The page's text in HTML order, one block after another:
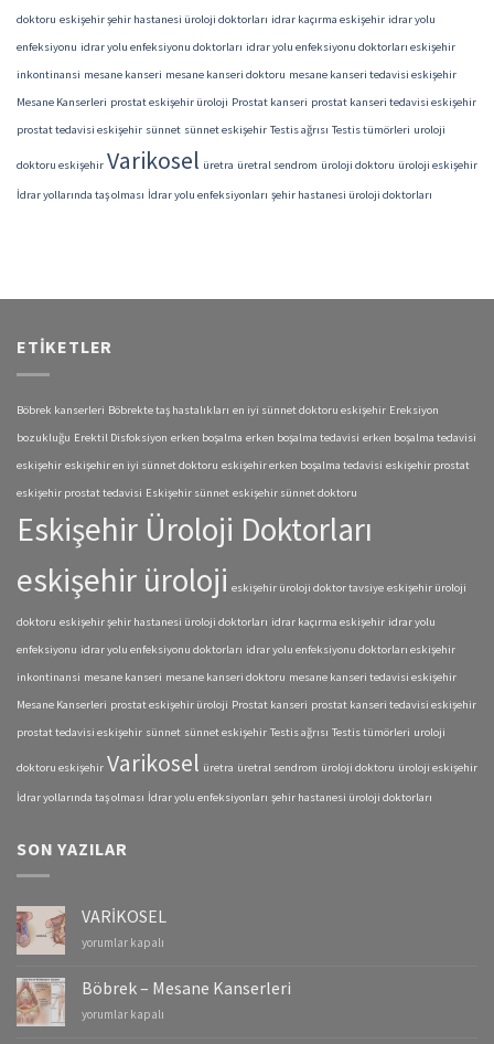
doktoru eskişehir şehir hastanesi üroloji doktorları idrar kaçırma eskişehir idrar yolu
enfeksiyonu idrar yolu enfeksiyonu doktorları idrar yolu enfeksiyonu doktorları eskişehir
inkontinansi mesane kanseri mesane kanseri doktoru mesane kanseri tedavisi eskişehir
Mesane Kanserleri prostat eskişehir üroloji Prostat kanseri prostat kanseri tedavisi eskişehir
prostat tedavisi eskişehir sünnet sünnet eskişehir Testis ağrısı Testis tümörleri uroloji
doktoru eskişehir Varikosel üretra üretral sendrom üroloji doktoru üroloji eskişehir
İdrar yollarında taş olması İdrar yolu enfeksiyonları şehir hastanesi üroloji doktorları
ETIKETLER
Böbrek kanserleri Böbrekte taş hastalıkları en iyi sünnet doktoru eskişehir Ereksiyon
bozukluğu Erektil Disfoksiyon erken boşalma erken boşalma tedavisi erken boşalma tedavisi
eskişehir eskişehir en iyi sünnet doktoru eskişehir erken boşalma tedavisi eskişehir prostat
eskişehir prostat tedavisi Eskişehir sünnet eskişehir sünnet doktoru
Eskişehir Üroloji Doktorları
eskişehir üroloji eskişehir üroloji doktor tavsiye eskişehir üroloji
doktoru eskişehir şehir hastanesi üroloji doktorları idrar kaçırma eskişehir idrar yolu
enfeksiyonu idrar yolu enfeksiyonu doktorları idrar yolu enfeksiyonu doktorları eskişehir
inkontinansi mesane kanseri mesane kanseri doktoru mesane kanseri tedavisi eskişehir
Mesane Kanserleri prostat eskişehir üroloji Prostat kanseri prostat kanseri tedavisi eskişehir
prostat tedavisi eskişehir sünnet sünnet eskişehir Testis ağrısı Testis tümörleri uroloji
doktoru eskişehir Varikosel üretra üretral sendrom üroloji doktoru üroloji eskişehir
İdrar yollarında taş olması İdrar yolu enfeksiyonları şehir hastanesi üroloji doktorları
SON YAZILAR
VARİKOSEL
VARİKOSEL
yorumlar kapalı
Böbrek – Mesane Kanserleri
Böbrek
yorumlar kapalı